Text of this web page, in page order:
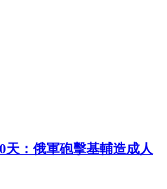
天：俄軍砲擊基輔造成人